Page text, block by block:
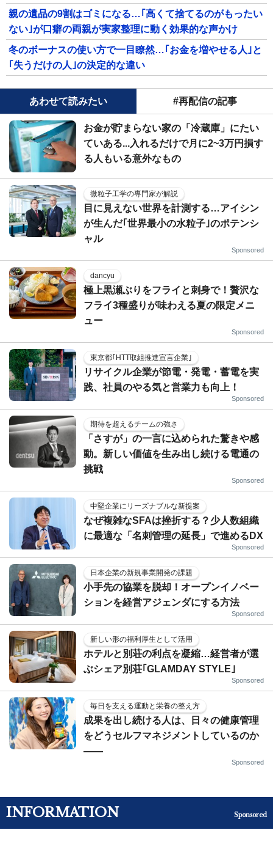
親の遺品の9割はゴミになる…｢高くて捨てるのがもったい
ない｣が口癖の両親が実家整理に動く効果的な声かけ
冬のボーナスの使い方で一目瞭然…｢お金を増やせる人｣と
｢失うだけの人｣の決定的な違い
あわせて読みたい #再配信の記事
お金が貯まらない家の「冷蔵庫」にたい
ていある...入れるだけで月に2~3万円損す
る人もいる意外なもの
微粒子工学の専門家が解説
目に見えない世界を計測する…アイシン
が生んだ｢世界最小の水粒子｣のポテンシ
ャル
Sponsored
dancyu
極上黒瀬ぶりをフライと刺身で！贅沢な
フライ3種盛りが味わえる夏の限定メニ
ュー
Sponsored
東京都｢HTT取組推進宣言企業｣
リサイクル企業が節電・発電・蓄電を実
践、社員のやる気と営業力も向上！
Sponsored
期待を超えるチームの強さ
「さすが」の一言に込められた驚きや感
動。新しい価値を生み出し続ける電通の
挑戦
Sponsored
中堅企業にリーズナブルな新提案
なぜ複雑なSFAは挫折する？少人数組織
に最適な「名刺管理の延長」で進めるDX
Sponsored
日本企業の新規事業開発の課題
小手先の協業を脱却！オープンイノベー
ションを経営アジェンダにする方法
Sponsored
新しい形の福利厚生として活用
ホテルと別荘の利点を凝縮…経営者が選
ぶシェア別荘｢GLAMDAY STYLE｣
Sponsored
毎日を支える運動と栄養の整え方
成果を出し続ける人は、日々の健康管理
をどうセルフマネジメントしているのか
——
Sponsored
INFORMATION Sponsored